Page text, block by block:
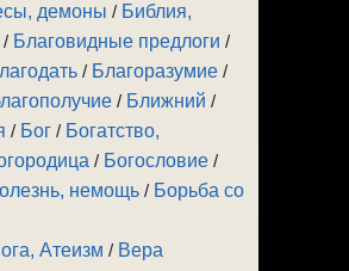
демоны / Библия,
/ Благовидные предлоги /
/ Благоразумие /
/ Ближний /
/ Бог / Богатство,
/ Богословие /
немощь / Борьба со
Атеизм / Вера